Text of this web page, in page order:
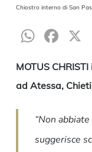
Chiostro interno di San
MOTUS
ad Atessa,
“Non
suggerisce